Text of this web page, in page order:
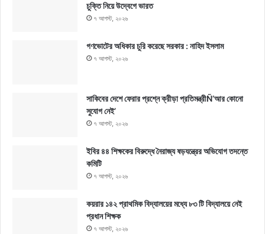
চুক্তি নিয়ে উদ্বেগে ভারত
৭ আগস্ট, ২০২৬
গণভোটের অধিকার চুরি করেছে সরকার : নাহিদ ইসলাম
৭ আগস্ট, ২০২৬
সাকিবের দেশে ফেরার প্রশ্নে ক্রীড়া প্রতিমন্ত্রীÑ‘আর কোনো
সুযোগ নেই’
৭ আগস্ট, ২০২৬
ইবির ৪৪ শিক্ষকের বিরুদ্ধে নৈরাজ্য ষড়যন্ত্রের অভিযোগ তদন্তে
কমিটি
৭ আগস্ট, ২০২৬
কয়রার ১৪২ প্রাথমিক বিদ্যালয়ের মধ্যে ৮৩ টি বিদ্যালয়ে নেই
প্রধান শিক্ষক
৭ আগস্ট, ২০২৬